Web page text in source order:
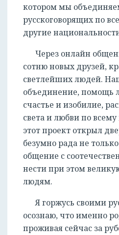
котором мы
русскоговорящих по
другие
Через онлайн
сотню новых друзей,
светлейших людей.
объединение, помощь
счастье и изобилие,
света и любви по
этот проект открыл
безумно рада не
общение с
нести при этом
людям.
Я горжусь своими
осознаю, что именно
проживая сейчас за